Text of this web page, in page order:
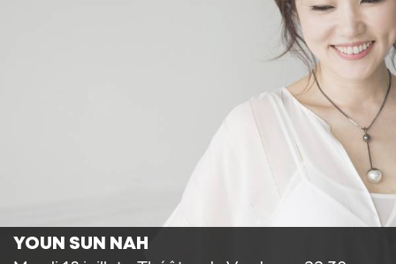
YOUN SUN NAH